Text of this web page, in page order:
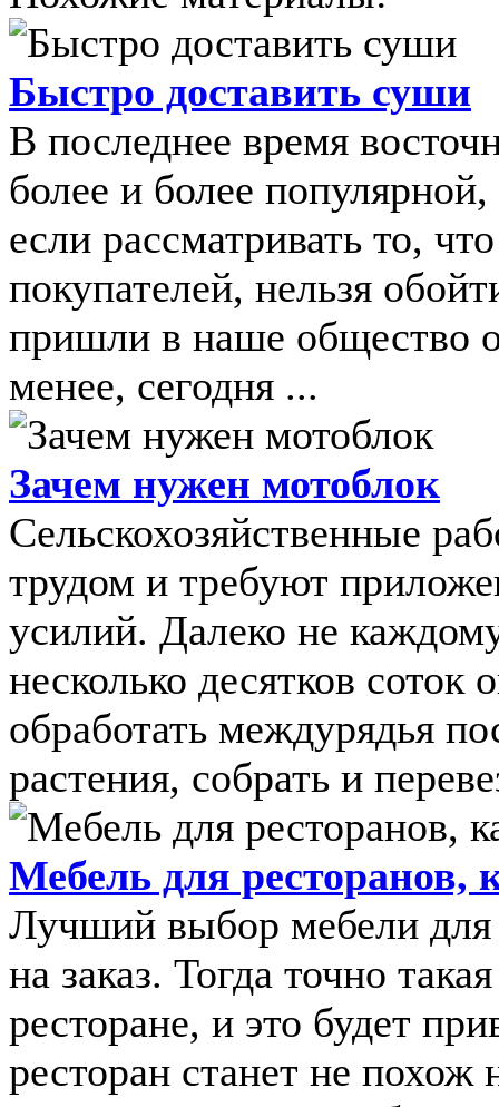
Быстро доставить суши
В последнее время
более и более
если рассматривать то,
покупателей, нельзя
пришли в наше общество
менее, сегодня ...
Зачем нужен мотоблок
Сельскохозяйственные
трудом и требуют
усилий. Далеко не
несколько десятков соток
обработать междурядья
растения, собрать и
Мебель для ресторанов,
Лучший выбор мебели для
на заказ. Тогда точно
ресторане, и это будет
ресторан станет не похож